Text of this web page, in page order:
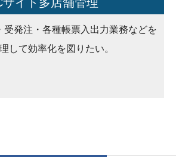
受発注・各種帳票入出力業務などを
して効率化を図りたい。